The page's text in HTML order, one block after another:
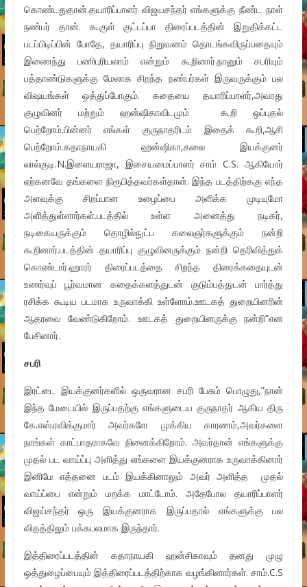
கொண்டதுதான்.தயாரிப்பாளர் விஜயசந்தர் எங்களுக்கு நீண்ட நாள்
நண்பர் தான். கூகுள் குட்டப்பா திரைப்படத்தின் இறுதிக்கட்ட
படப்பிடிப்பின் போதே, தயாரிப்பு நிறுவனம் தொடங்கவிருப்பதையும்
இணைந்து பணிபுரியலாம் என்றும் கூறினார்.நானும் சபரியும்
பத்தாண்டுகளுக்கு மேலாக சிறந்த நண்பர்கள் இருவருக்கும் பல
விஷயங்கள் ஒத்துப்போகும். கதையை தயாரிப்பாளர்,அவரது
குழுவினர் மற்றும் ஹன்ஷிகாவிடமும் கூறி ஒப்புதல்
பெற்றோம்.பின்னர் எங்கள் குருநாதரிடம் இதைக் கூறி,ஆசி
பெற்றோம்.கதாநாயகி ஹன்ஷிகா,கலை இயக்குனர்
லால்குடி.N.இளையராஜா, இசையமைப்பாளர் சாம் C.S. ஆகியோர்
ஏற்கனவே தங்களை நிரூபித்தவர்கள்தான். இந்த படத்திற்ககு எந்த
அளவுக்கு சிறப்பான உழைப்பை அளிக்க முடியுமோ
அளித்துள்ளார்கள்.படத்தில் உள்ள அனைத்து நடிகர்,
நடிகையருக்கும் தொழில்நுட்ப கலைஞர்களுக்கும் நன்றி
கூறினார்.படத்தின் தயாரிப்பு குழுவினருக்கும் நன்றி தெரிவித்துக்
கொண்டார்.ஹாரர் திரைப்படத்தை சிறந்த திரைக்கதையுடன்
உணர்வுப் பூர்வமான கதைக்களத்துடன் குடும்பத்துடன் பார்த்து
ரசிக்க கூடிய படமாக உருவாக்கி உள்ளோம்.ஊடகத் துறையினரின்
ஆதரவை வேண்டுகிறோம். ஊடகத் துறையினருக்கு நன்றி”என
பேசினார்.
சபரி
இரட்டை இயக்குனர்களில் ஒருவரான சபரி பேசும் பொழுது,”நான்
இந்த மேடையில் இருப்பதற்கு எங்களுடைய குருநாதர் ஆகிய திரு
கே.எஸ்.ரவிக்குமார் அவர்களே முக்கிய காரணம்,அவர்களை
நாங்கள் காட்பாதராகவே நினைக்கிறோம். அவர்தான் எங்களுக்கு
முதல் பட வாய்ப்பு அளித்து எங்களை இயக்குனராக உருவாக்கினார்
இனிமே எத்தனை படம் இயக்கினாலும் அவர் அளித்த முதல்
வாய்ப்பை என்றும் மறக்க மாட்டோம். அதேபோல தயாரிப்பாளர்
விஜய்சந்தர் ஒரு இயக்குனராக இருப்பதால் எங்களுக்கு பல
விதத்திலும் பக்கபலமாக இருந்தார்.
இத்திரைப்படத்தின் கதாநாயகி ஹன்சிகாவும் தனது முழு
ஒத்துழைப்பையும் இத்திரைப்படத்திற்காக வழங்கினார்கள். சாம்.C.S